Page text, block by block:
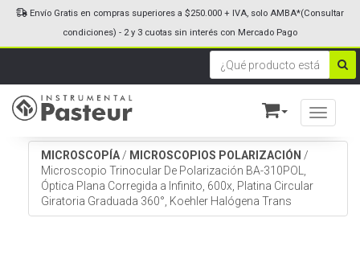
Toggle
Envío Gratis en compras superiores a $250.000 + IVA, solo AMBA*(Consultar
condiciones) - 2 y 3 cuotas sin interés con Mercado Pago
MICROSCOPÍA / MICROSCOPIOS POLARIZACIÓN /
Microscopio Trinocular De Polarización BA-310POL,
Óptica Plana Corregida a Infinito, 600x, Platina Circular
Giratoria Graduada 360°, Koehler Halógena Trans